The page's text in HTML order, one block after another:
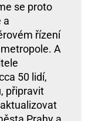
se proto
a
řízení
A
50 lidí,
připravit